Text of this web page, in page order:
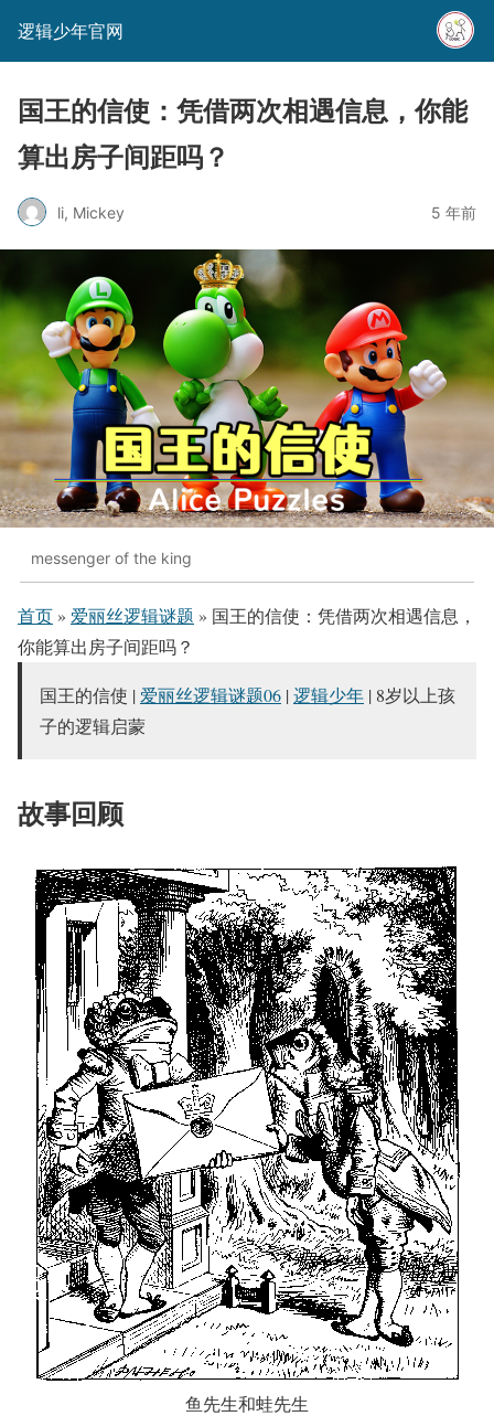
逻辑少年官网
国王的信使：凭借两次相遇信息，你能
算出房子间距吗？
li, Mickey 5 年前
messenger of the king
首页 » 爱丽丝逻辑谜题 » 国王的信使：凭借两次相遇信息，
你能算出房子间距吗？
国王的信使 | 爱丽丝逻辑谜题06 | 逻辑少年 | 8岁以上孩
子的逻辑启蒙
故事回顾
鱼先生和蛙先生